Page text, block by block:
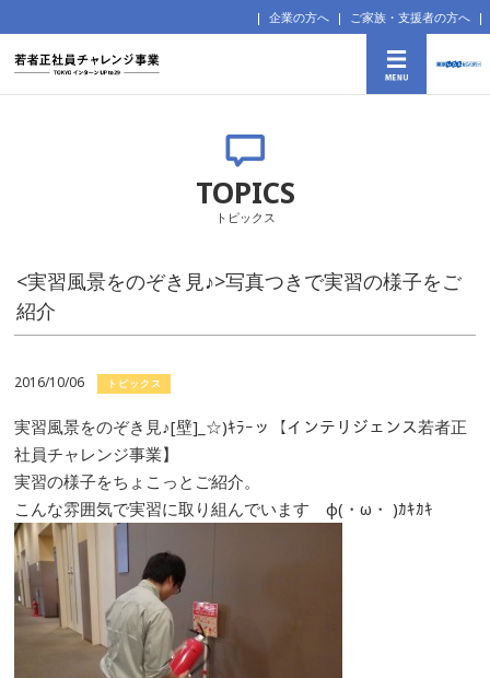
企業の方へ ご家族・支援者の方へ
TOPICS
トピックス
<実習風景をのぞき見♪>写真つきで実習の様子をご
紹介
2016/10/06 トピックス
実習風景をのぞき見♪[壁]_☆)ｷﾗｰッ【インテリジェンス若者正
社員チャレンジ事業】
実習の様子をちょこっとご紹介。
こんな雰囲気で実習に取り組んでいます φ(・ω・ )ｶｷｶｷ